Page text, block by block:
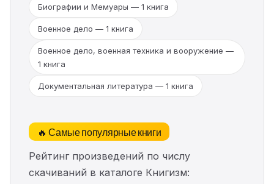
Биографии и Мемуары — 1 книга
Военное дело — 1 книга
Военное дело, военная техника и вооружение —
1 книга
Документальная литература — 1 книга
🔥 Самые популярные книги
Рейтинг произведений по числу
скачиваний в каталоге Книгизм: